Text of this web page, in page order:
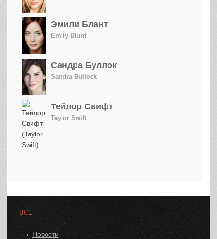
Эмили Блант
Emily Blunt
Сандра Буллок
Sandra Bullock
Тейлор Свифт
Taylor Swift
ВСЕ
Новости